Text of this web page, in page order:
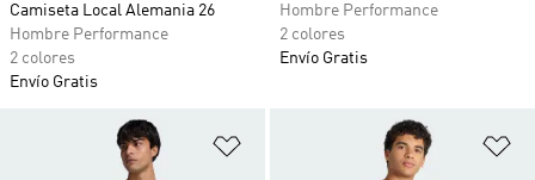
Camiseta Local Alemania 26
Hombre Performance
2 colores
Envío Gratis
Hombre Performance
2 colores
Envío Gratis
Añadir a la lista de deseos